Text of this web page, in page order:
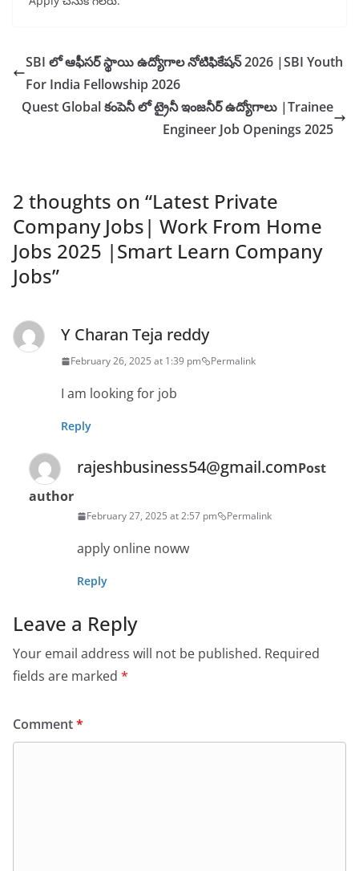
SBI లో ఆఫీసర్ స్థాయి ఉద్యోగాల నోటిఫికేషన్ 2026 |SBI Youth
For India Fellowship 2026
Quest Global కంపెనీ లో ట్రైనీ ఇంజనీర్ ఉద్యోగాలు |Trainee
Engineer Job Openings 2025
2 thoughts on “Latest Private
Company Jobs| Work From Home
Jobs 2025 |Smart Learn Company
Jobs”
Y Charan Teja reddy
February 26, 2025 at 1:39 pm Permalink
I am looking for job
Reply
rajeshbusiness54@gmail.comPost
author
February 27, 2025 at 2:57 pm Permalink
apply online noww
Reply
Leave a Reply
Your email address will not be published. Required
fields are marked *
Comment*